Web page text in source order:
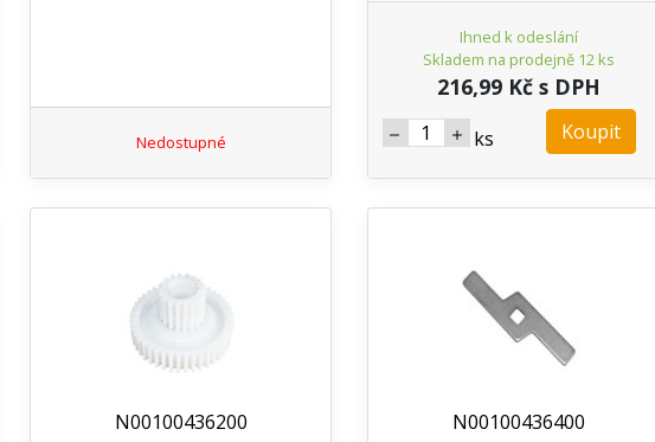
Nedostupné
Ihned k odeslání
Skladem na prodejně 12 ks
216,99 Kč s DPH
ks Koupit
N00100436200
N00100436400